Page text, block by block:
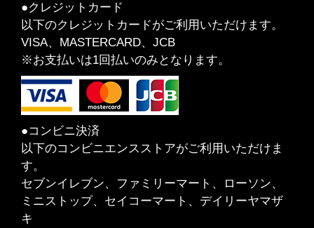
●クレジットカード
以下のクレジットカードがご利用いただけます。
VISA、MASTERCARD、JCB
※お支払いは1回払いのみとなります。
●コンビニ決済
以下のコンビニエンスストアがご利用いただけま
す。
セブンイレブン、ファミリーマート、ローソン、
ミニストップ、セイコーマート、デイリーヤマザ
キ